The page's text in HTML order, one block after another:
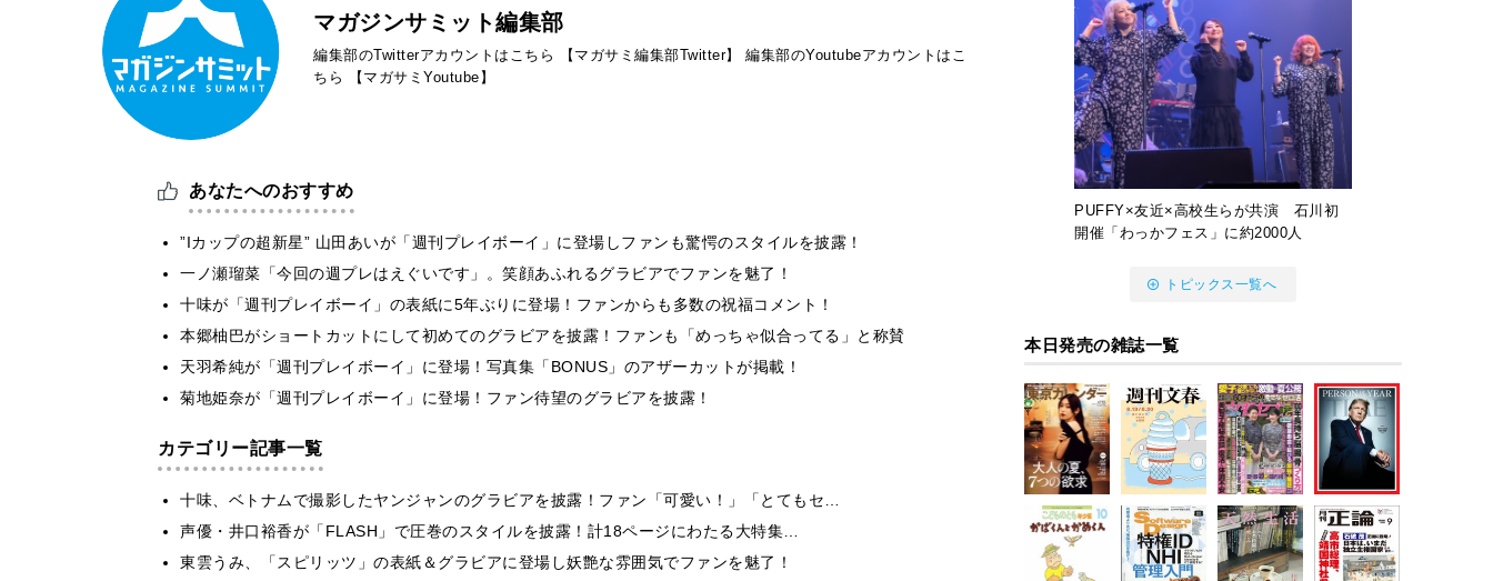
マガジンサミット編集部
編集部のTwitterアカウントはこちら 【マガサミ編集部Twitter】
編集部のYoutubeアカウントはこ
ちら
【マガサミYoutube】
あなたへのおすすめ
”Iカップの超新星” 山田あいが「週刊プレイボーイ」に登場しファンも驚愕のスタイルを披露！
一ノ瀬瑠菜「今回の週プレはえぐいです」。笑顔あふれるグラビアでファンを魅了！
十味が「週刊プレイボーイ」の表紙に5年ぶりに登場！ファンからも多数の祝福コメント！
本郷柚巴がショートカットにして初めてのグラビアを披露！ファンも「めっちゃ似合ってる」と称賛
天羽希純が「週刊プレイボーイ」に登場！写真集「BONUS」のアザーカットが掲載！
菊地姫奈が「週刊プレイボーイ」に登場！ファン待望のグラビアを披露！
カテゴリー記事一覧
十味、ベトナムで撮影したヤンジャンのグラビアを披露！ファン「可愛い！」「とてもセ…
声優・井口裕香が「FLASH」で圧巻のスタイルを披露！計18ページにわたる大特集…
東雲うみ、「スピリッツ」の表紙＆グラビアに登場し妖艶な雰囲気でファンを魅了！
PUFFY×友近×高校生らが共演 石川初
開催「わっかフェス」に約2000人
トピックス一覧へ
本日発売の雑誌一覧